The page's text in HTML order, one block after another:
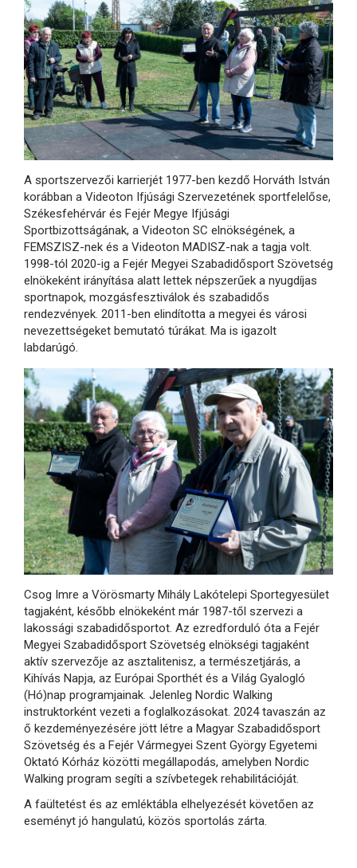
A sportszervezői karrierjét 1977-ben kezdő Horváth István
korábban a Videoton Ifjúsági Szervezetének sportfelelőse,
Székesfehérvár és Fejér Megye Ifjúsági
Sportbizottságának, a Videoton SC elnökségének, a
FEMSZISZ-nek és a Videoton MADISZ-nak a tagja volt.
1998-tól 2020-ig a Fejér Megyei Szabadidősport Szövetség
elnökeként irányítása alatt lettek népszerűek a nyugdíjas
sportnapok, mozgásfesztiválok és szabadidős
rendezvények. 2011-ben elindította a megyei és városi
nevezettségeket bemutató túrákat. Ma is igazolt
labdarúgó.
Csog Imre a Vörösmarty Mihály Lakótelepi Sportegyesület
tagjaként, később elnökeként már 1987-től szervezi a
lakossági szabadidősportot. Az ezredforduló óta a Fejér
Megyei Szabadidősport Szövetség elnökségi tagjaként
aktív szervezője az asztalitenisz, a természetjárás, a
Kihívás Napja, az Európai Sporthét és a Világ Gyalogló
(Hó)nap programjainak. Jelenleg Nordic Walking
instruktorként vezeti a foglalkozásokat. 2024 tavaszán az
ő kezdeményezésére jött létre a Magyar Szabadidősport
Szövetség és a Fejér Vármegyei Szent György Egyetemi
Oktató Kórház közötti megállapodás, amelyben Nordic
Walking program segíti a szívbetegek rehabilitációját.
A faültetést és az emléktábla elhelyezését követően az
eseményt jó hangulatú, közös sportolás zárta.